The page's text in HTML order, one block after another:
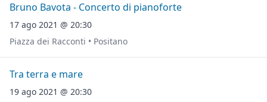
Bruno Bavota - Concerto di pianoforte
17 ago 2021 @ 20:30
Piazza dei Racconti • Positano
Tra terra e mare
19 ago 2021 @ 20:30